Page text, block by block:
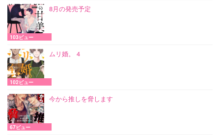
8月の発売予定
103ビュー
ムリ婚。 4
102ビュー
今から推しを脅します
67ビュー